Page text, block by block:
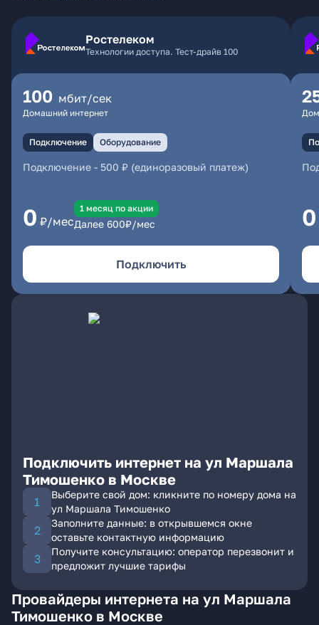
Ростелеком
Технологии доступа. Тест-драйв 100
100 мбит/сек
Домашний интернет
Подключение Оборудование
Подключение - 500 ₽ (единоразовый платеж)
0 ₽/мес
1 месяц по акции
Далее 600₽/мес
Подключить
0
Подключить интернет на ул Маршала
Тимошенко в Москве
Выберите свой дом: кликните по номеру дома на
ул Маршала Тимошенко
Заполните данные: в открывшемся окне
оставьте контактную информацию
Получите консультацию: оператор перезвонит и
предложит лучшие тарифы
Провайдеры интернета на ул Маршала
Тимошенко в Москве